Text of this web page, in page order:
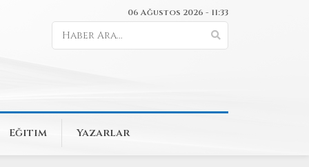
06 Ağustos 2026 - 11:33
Eğitim Yazarlar